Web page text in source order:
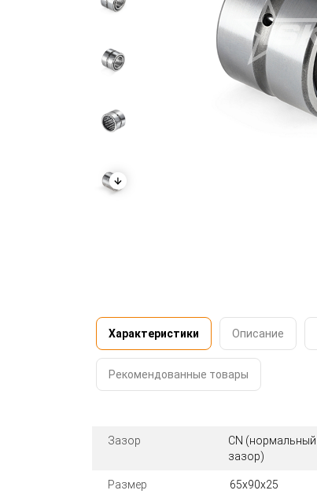
Характеристики Описание
Рекомендованные товары
Зазор
CN (нормальный
зазор)
Размер 65x90x25